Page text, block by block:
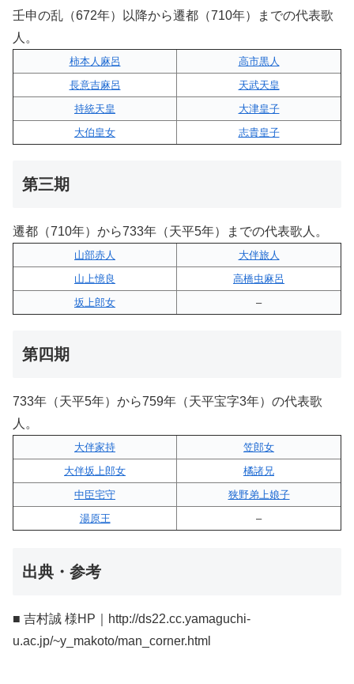
壬申の乱（672年）以降から遷都（710年）までの代表歌
人。
柿本人麻呂
高市黒人
長意吉麻呂
天武天皇
持統天皇
大津皇子
大伯皇女
志貴皇子
第三期
遷都（710年）から733年（天平5年）までの代表歌人。
山部赤人
大伴旅人
山上憶良
高橋虫麻呂
坂上郎女
–
第四期
733年（天平5年）から759年（天平宝字3年）の代表歌
人。
大伴家持
笠郎女
大伴坂上郎女
橘諸兄
中臣宅守
狭野弟上娘子
湯原王
–
出典・参考
■ 吉村誠 様HP｜http://ds22.cc.yamaguchi-
u.ac.jp/~y_makoto/man_corner.html